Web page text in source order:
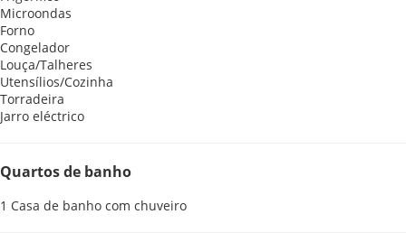
Microondas
Forno
Congelador
Louça/Talheres
Utensílios/Cozinha
Torradeira
Jarro eléctrico
Quartos de banho
1 Casa de banho com chuveiro